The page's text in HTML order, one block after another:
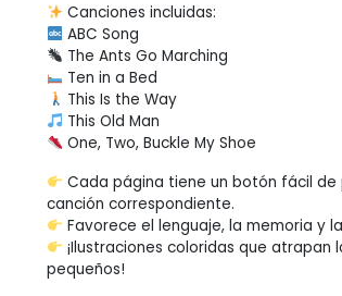
Canciones incluidas:
ABC Song
The Ants Go Marching
Ten in a Bed
This Is the Way
This Old Man
One, Two, Buckle My Shoe
Cada página tiene un botón fácil
canción correspondiente.
Favorece el lenguaje, la memoria y
¡Ilustraciones coloridas que atrapan
pequeños!